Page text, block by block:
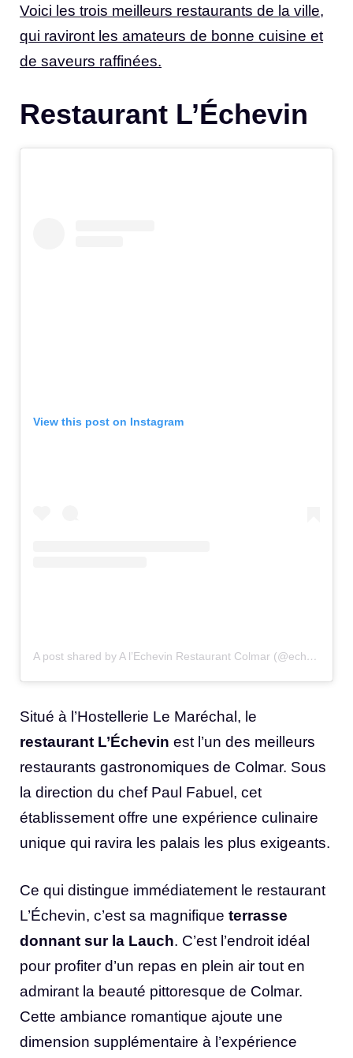
Voici les trois meilleurs restaurants de la ville,
qui raviront les amateurs de bonne cuisine et
de saveurs raffinées.
Restaurant L’Échevin
View this post on Instagram
A post shared by A l’Echevin Restaurant Colmar (@echevin_restaurant_colmar)
Situé à l’Hostellerie Le Maréchal, le
restaurant L’Échevin est l’un des meilleurs
restaurants gastronomiques de Colmar. Sous
la direction du chef Paul Fabuel, cet
établissement offre une expérience culinaire
unique qui ravira les palais les plus exigeants.
Ce qui distingue immédiatement le restaurant
L’Échevin, c’est sa magnifique terrasse
donnant sur la Lauch. C’est l’endroit idéal
pour profiter d’un repas en plein air tout en
admirant la beauté pittoresque de Colmar.
Cette ambiance romantique ajoute une
dimension supplémentaire à l’expérience